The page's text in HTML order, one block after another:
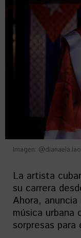
Imagen: @dianaela.lao
La artista
su carrera
Ahora,
música urbana
sorpresas para